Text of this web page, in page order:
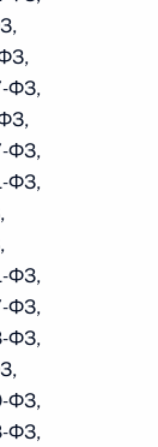
Налогового
ФЗ,
ФЗ,
ФЗ,
ФЗ,
ФЗ,
ФЗ,
ФЗ,
ФЗ,